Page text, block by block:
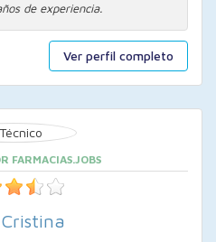
Ver perfil completo
de experiencia.
FARMACIAS.JOBS